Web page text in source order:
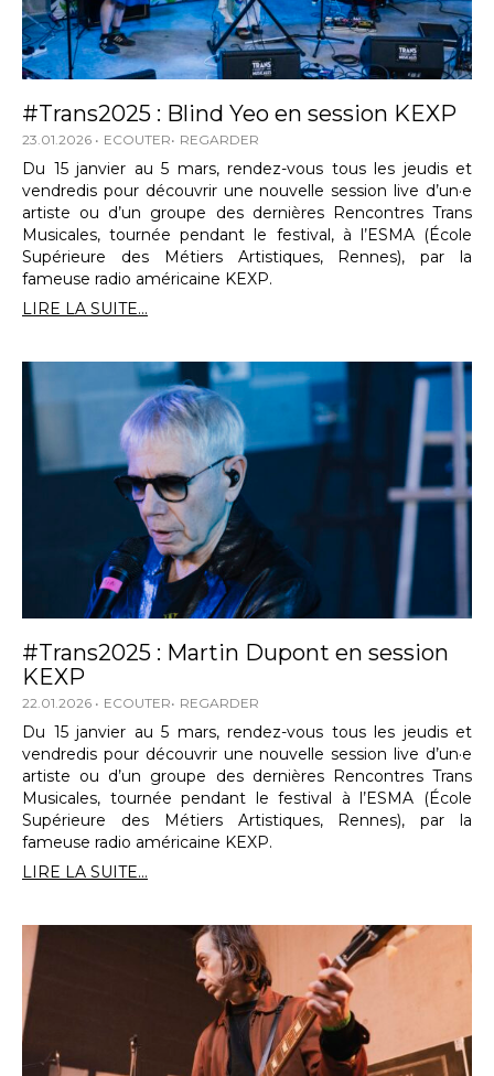
#Trans2025 : Blind Yeo en session KEXP
23.01.2026 ECOUTER REGARDER
Du 15 janvier au 5 mars, rendez-vous tous les jeudis et
vendredis pour découvrir une nouvelle session live d’un·e
artiste ou d’un groupe des dernières Rencontres Trans
Musicales, tournée pendant le festival, à l’ESMA (École
Supérieure des Métiers Artistiques, Rennes), par la
fameuse radio américaine KEXP.
LIRE LA SUITE...
#Trans2025 : Martin Dupont en session
KEXP
22.01.2026 ECOUTER REGARDER
Du 15 janvier au 5 mars, rendez-vous tous les jeudis et
vendredis pour découvrir une nouvelle session live d’un·e
artiste ou d’un groupe des dernières Rencontres Trans
Musicales, tournée pendant le festival à l’ESMA (École
Supérieure des Métiers Artistiques, Rennes), par la
fameuse radio américaine KEXP.
LIRE LA SUITE...